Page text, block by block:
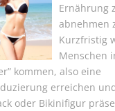
Ernährung
abnehmen
Kurzfristig
Menschen
kommen, also eine
erreichen
oder Bikinifigur